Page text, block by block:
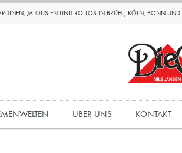
JALOUSIEN UND ROLLOS IN BRÜHL, KÖLN, BONN
ÜBER UNS KONTAKT